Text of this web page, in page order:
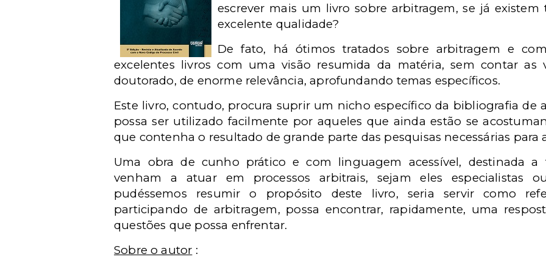
escrever mais um livro sobre arbi­tragem, se já
excelente qualidade?
De fato, há ótimos tratados sobre arbitragem e
excelentes livros com uma visão resumida da matéria, sem contar as
doutorado, de enorme relevância, aprofundando temas específicos.
Este livro, contudo, procura suprir um nicho específico da bibliografia de
possa ser utilizado facilmente por aqueles que ainda estão se
que contenha o resultado de grande parte das pesquisas necessárias para
Uma obra de cunho prático e com linguagem acessível, destinada a
venham a atuar em processos arbitrais, sejam eles especialistas
pudéssemos resumir o propósito deste livro, seria servir como
participando de arbitragem, possa encontrar, rapidamente, uma
questões que possa enfrentar.
Sobre o autor :